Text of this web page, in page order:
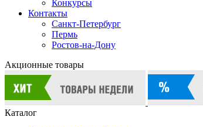
Конкурсы
Контакты
Санкт-Петербург
Пермь
Ростов-на-Дону
Акционные товары
Каталог